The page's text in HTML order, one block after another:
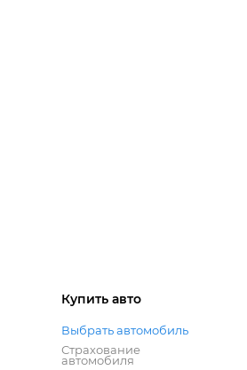
Купить авто
Выбрать автомобиль
Страхование
автомобиля